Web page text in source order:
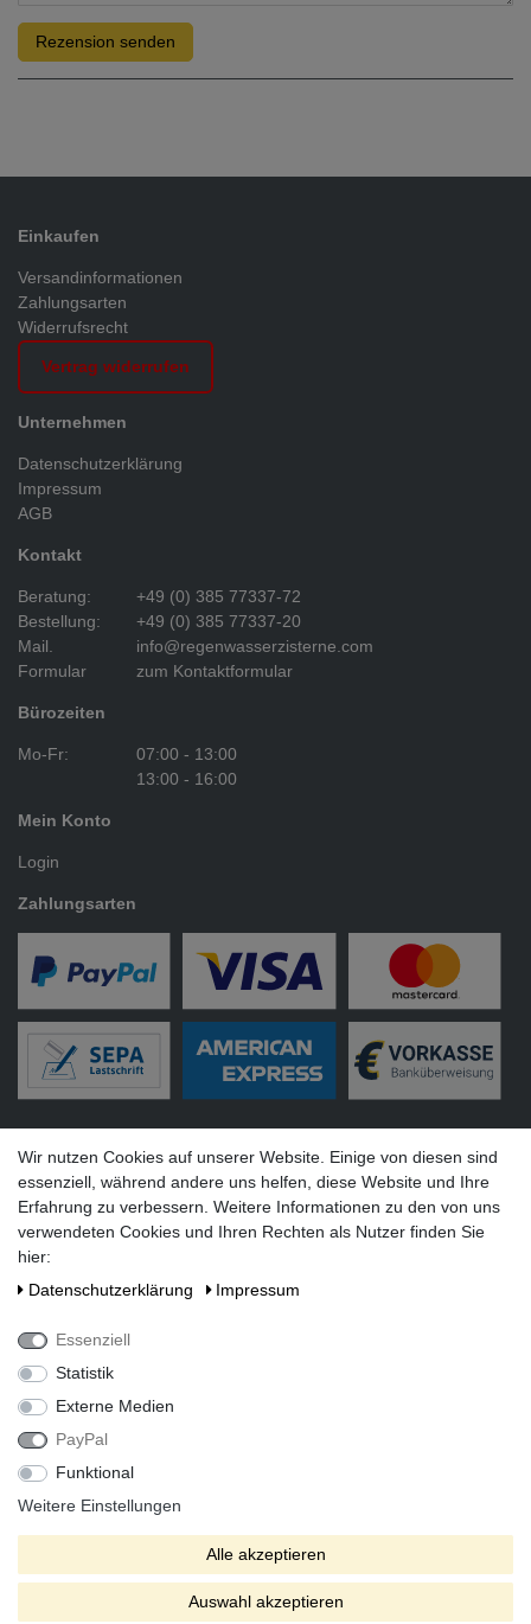
Rezension senden
Einkaufen
Versandinformationen
Zahlungsarten
Widerrufsrecht
Vertrag widerrufen
Unternehmen
Datenschutzerklärung
Impressum
AGB
Kontakt
Beratung:
+49 (0) 385 77337-72
Bestellung:
+49 (0) 385 77337-20
Mail.
info@regenwasserzisterne.com
Formular
zum Kontaktformular
Bürozeiten
Mo-Fr:
07:00 - 13:00
13:00 - 16:00
Mein Konto
Login
Zahlungsarten
Social Media
Alle Preise inkl. gesetzlicher Mehrwertsteuer zzgl. Versandkosten
bei Lieferung ins Ausland.
* Die verkauften Stückzahlen beziehen sich auf Verkäufe in
unseren Shops und Marktplätzen.
** Der kostenlose Versand erfolgt ausschließlich innerhalb des
deutschen Festlandes ohne Inseln.
Wir nutzen Cookies auf unserer Website. Einige von diesen sind
essenziell, während andere uns helfen, diese Website und Ihre
Erfahrung zu verbessern. Weitere Informationen zu den von uns
verwendeten Cookies und Ihren Rechten als Nutzer finden Sie
hier:
Daten­schutz­erklärung
Impressum
Essenziell
Statistik
Externe Medien
PayPal
Funktional
Weitere Einstellungen
Alle akzeptieren
Auswahl akzeptieren